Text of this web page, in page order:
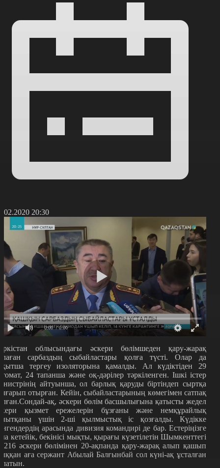
20:30
0:00 / 0:00
облысындағы әскери бөлімшеден қару-жарақ
сарбаздың сыбайластары қолға түсті. Олар да
тергеу изоляторына қамалды. Ал күдіктіден 29
24 тапанша және оқ-дәрілер тәркіленген. Ішкі істер
айтуынша, ол барлық қаруды біртіндеп сыртқа
отырған. Кейін, сыбайластарының көмегімен сатпақ
ақ, әскери бөлім басшылығына қатысты жедел
қызмет ережелерін бұзғаны және немқұрайлық
үшін 2-ші қылмыстық іс қозғалды. Күдікке
арасында дивизия командирі де бар. Естеріңізге
кетейік, бекінісі мықты, қырағы күзетілетін Шымкенттегі
216 әскери бөлімінен 20-ақпанда қару-жарақ алып қашып
аға сержант Абылай Балғынбай сол күні-ақ ұсталған